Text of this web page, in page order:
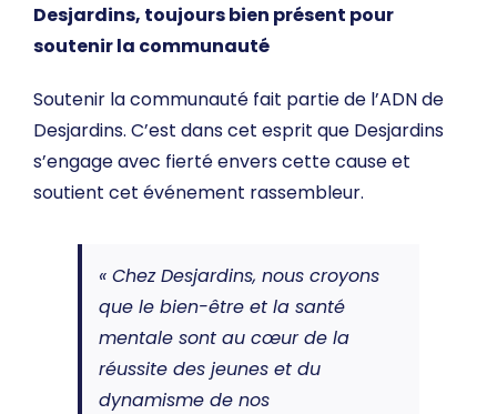
Desjardins, toujours bien présent pour
soutenir la communauté
Soutenir la communauté fait partie de l’ADN de
Desjardins. C’est dans cet esprit que Desjardins
s’engage avec fierté envers cette cause et
soutient cet événement rassembleur.
« Chez Desjardins, nous croyons
que le bien-être et la santé
mentale sont au cœur de la
réussite des jeunes et du
dynamisme de nos